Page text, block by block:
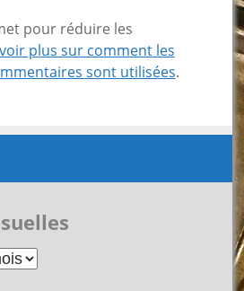
pour réduire les
plus sur comment les
sont utilisées.